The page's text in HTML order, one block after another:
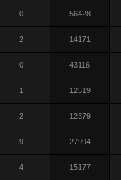
0 56428
2 14171
0 43116
1 12519
2 12379
9 27994
4 15177